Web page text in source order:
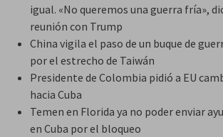
igual. «No queremos una guerra fría»,
reunión con Trump
China vigila el paso de un buque de
por el estrecho de Taiwán
Presidente de Colombia pidió a EU
hacia Cuba
Temen en Florida ya no poder enviar
en Cuba por el bloqueo